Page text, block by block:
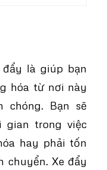
đẩy là giúp bạn
hóa từ nơi này
chóng. Bạn sẽ
gian trong việc
hay phải tốn
chuyển. Xe đẩy